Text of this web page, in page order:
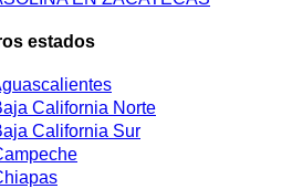
estados
California Norte
California Sur